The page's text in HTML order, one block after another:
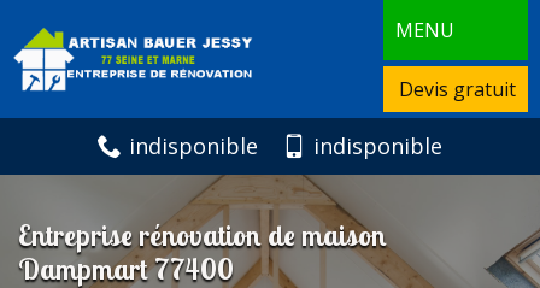
MENU
Devis gratuit
indisponible indisponible
Entreprise rénovation de maison
Dampmart 77400